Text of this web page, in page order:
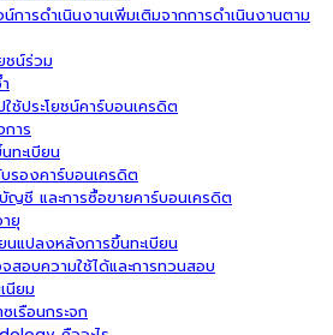
การดำเนินงานเพิ่มเติมจากการดำเนินงานตาม
ชน์ร่วม
ใช้ประโยชน์คาร์บอนเครดิต
าร
ทะเบียน
รองคาร์บอนเครดิต
ญชี และการซื้อขายคาร์บอนเครดิต
ยุ
นแปลงหลังการขึ้นทะเบียน
สอบความใช้ได้และการทวนสอบ
นียม
เรือนกระจก